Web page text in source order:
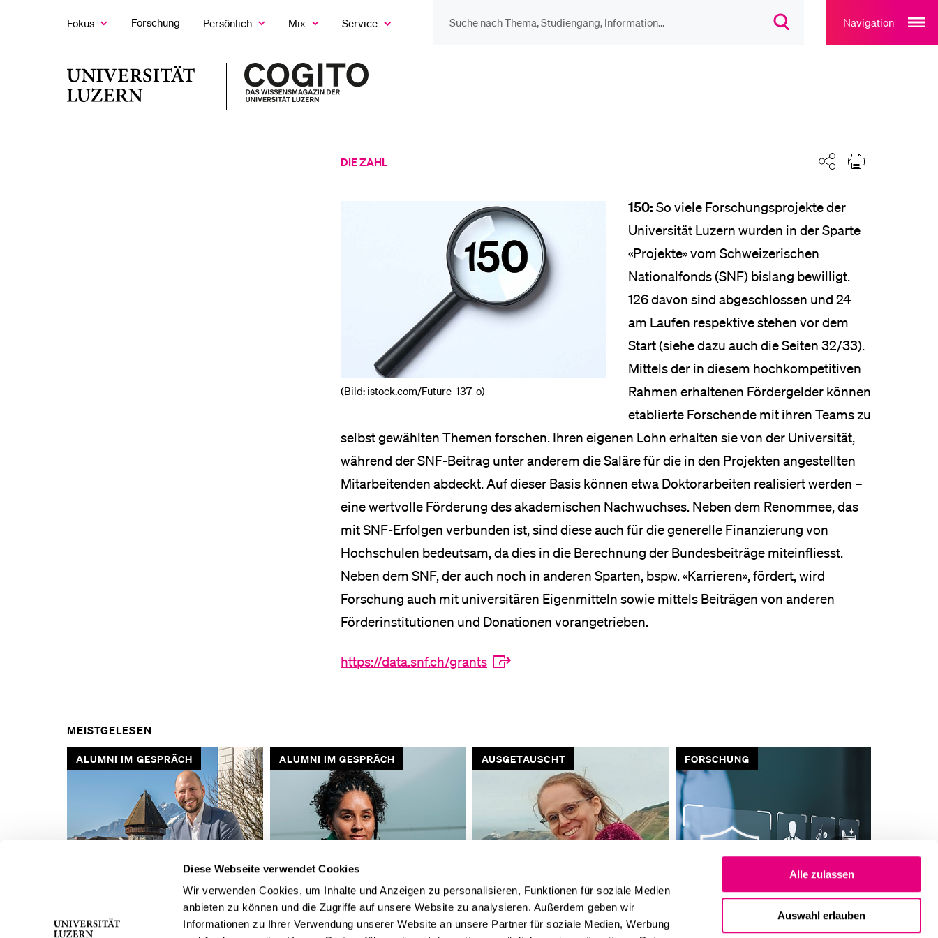
Diese Webseite verwendet Cookies
Wir verwenden Cookies, um Inhalte und Anzeigen zu personalisieren, Funktionen für soziale Medien
anbieten zu können und die Zugriffe auf unsere Website zu analysieren. Außerdem geben wir
Informationen zu Ihrer Verwendung unserer Website an unsere Partner für soziale Medien, Werbung
Alle zulassen
Auswahl erlauben
FokusZeige
Forschung Persönlich
Zeige
Untermenü
MixZeige
Untermenü
Service
Suchdialog
Navigation
main
navigation
Universität
Zur
Teilen Drucken
DIE ZAHL
(Bild: istock.com/Future_137_o)
150: So viele Forschungsprojekte der
Universität Luzern wurden in der Sparte
«Projekte» vom Schwei­zerischen
Nationalfonds (SNF) bislang bewilligt.
126 davon sind abgeschlossen und 24
am Laufen respektive stehen vor dem
Start (siehe dazu auch die Seiten 32/33).
Mittels der in diesem hochkompetiti­ven
Rahmen erhaltenen Fördergelder können
etablierte Forschende mit ihren Teams zu
selbst gewählten Themen forschen. Ihren eigenen Lohn erhalten sie von der Universität,
während der SNF-Beitrag unter anderem die Saläre für die in den Projekten angestellten
Mitarbeitenden abdeckt. Auf dieser Basis können etwa Doktorarbeiten realisiert werden –
eine wertvolle Förderung des akademi­schen Nachwuchses. Neben dem Renommee, das
mit SNF-Erfolgen verbunden ist, sind diese auch für die generelle Finanzierung von
Hochschulen bedeutsam, da dies in die Berechnung der Bundes­beiträge miteinfliesst.
Neben dem SNF, der auch noch in anderen Sparten, bspw. «Karrieren», fördert, wird
Forschung auch mit universitären Eigenmitteln sowie mittels Beiträgen von anderen
Förderinstitutio­nen und Donationen vorangetrieben.
https://data.snf.ch/grants
MEISTGELESEN
ALUMNI IM GESPRÄCH
«Karriere ist ein Weg – kein
ALUMNI IM GESPRÄCH
«Entscheidend ist der Mut,
AUSGETAUSCHT
«Busfahren in Irland ist ein
FORSCHUNG
Krankenversicherung: «Das
VORHERIGE
ANZEIGEN
SLIDE
Sie haben noch keine Suche getätigt.
DIE UNI FÜR…
Studierende
Forschende
Mitarbeitende
Förderer
Medien
Sportangebot
Menuplan Mensa
Anmeldung und Zulassung